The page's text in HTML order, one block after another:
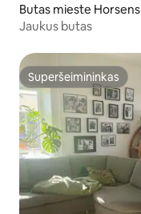
Butas mieste Horsens
Jaukus butas
Superšeimininkas
Superšeimininkas